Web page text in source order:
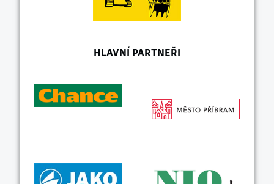
HLAVNÍ PARTNEŘI